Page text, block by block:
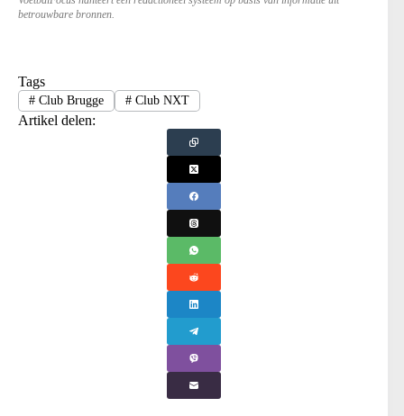
betrouwbare bronnen.
Tags
#Club Brugge #Club NXT
Artikel delen: